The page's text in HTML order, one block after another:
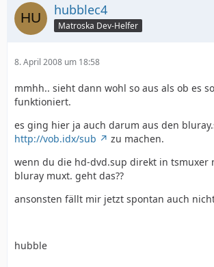
hubblec4
Matroska Dev-Helfer
8. April 2008 um 18:58
mmhh.. sieht dann wohl so aus als ob es
funktioniert.
es ging hier ja auch darum aus den
http://vob.idx/sub
zu machen.
wenn du die hd-dvd.sup direkt in tsmuxer
bluray muxt. geht das??
ansonsten fällt mir jetzt spontan auch
hubble